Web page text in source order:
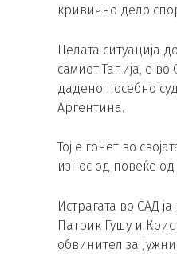
кривично дело
Целата ситуација
самиот Тапија, е
дадено посебно
Аргентина.
Тој е гонет во
износ од повеќе
Истрагата во САД
Патрик Гушу и
обвинител за